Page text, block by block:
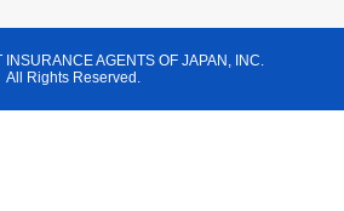
AGENTS OF JAPAN, INC.
All Rights Reserved.